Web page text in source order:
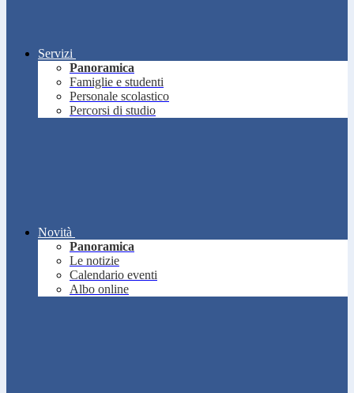
Servizi
Panoramica
Famiglie e studenti
Personale scolastico
Percorsi di studio
Novità
Panoramica
Le notizie
Calendario eventi
Albo online